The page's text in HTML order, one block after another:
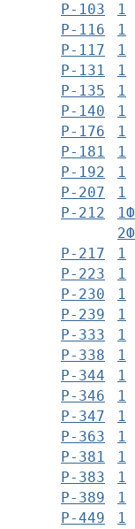
Р-103
1
Р-116
1
Р-117
1
Р-131
1
Р-135
1
Р-140
1
Р-176
1
Р-181
1
Р-192
1
Р-207
1
Р-212
1Ф
2Ф
Р-217
1
Р-223
1
Р-230
1
Р-239
1
Р-333
1
Р-338
1
Р-344
1
Р-346
1
Р-347
1
Р-363
1
Р-381
1
Р-383
1
Р-389
1
Р-449
1